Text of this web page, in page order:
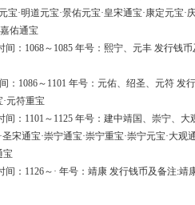
·明道元宝·景佑元宝·皇宋通宝·康定元宝·
佑通宝
1068～1085 年号：熙宁、元丰 发行钱币
1086～1101 年号：元佑、绍圣、元符 发
·元符重宝
1101～1125 年号：建中靖国、崇宁、大
宋通宝·崇宁通宝·崇宁重宝·崇宁元宝·大观
宝
1126～· 年号：靖康 发行钱币及备注:靖